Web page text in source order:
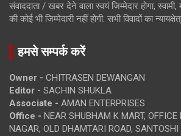
संवाददाता / खबर देने वाला स्वयं जिम्मेदार होगा,
की कोई भी जिम्मेदारी नहीं होगी. सभी विवादों का
हमसे सम्पर्क करें
Owner - CHITRASEN DEWANGAN
Editor - SACHIN SHUKLA
Associate - AMAN ENTERPRISES
Office - NEAR SHUBHAM K MART,
NAGAR, OLD DHAMTARI ROAD, SANTOSHI